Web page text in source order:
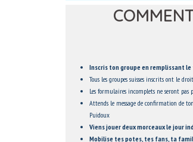
Inscris ton groupe en remplissant
Tous les groupes suisses inscrits ont le
Les formulaires incomplets ne seront pas
Attends le message de confirmation de
Puidoux
Viens jouer deux morceaux le jour
Mobilise tes potes, tes fans, ta